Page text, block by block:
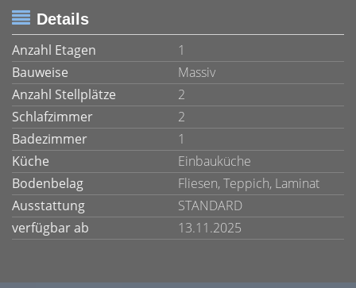
Details
Anzahl Etagen
1
Bauweise
Massiv
Anzahl Stellplätze
2
Schlafzimmer
2
Badezimmer
1
Küche
Einbauküche
Bodenbelag
Fliesen, Teppich, Laminat
Ausstattung
STANDARD
verfügbar ab
13.11.2025